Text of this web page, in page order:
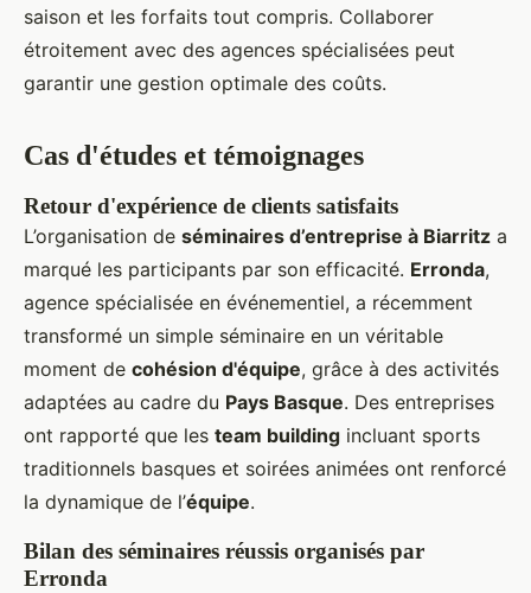
saison et les forfaits tout compris. Collaborer
étroitement avec des agences spécialisées peut
garantir une gestion optimale des coûts.
Cas d'études et témoignages
Retour d'expérience de clients satisfaits
L’organisation de séminaires d’entreprise à Biarritz a
marqué les participants par son efficacité. Erronda,
agence spécialisée en événementiel, a récemment
transformé un simple séminaire en un véritable
moment de cohésion d'équipe, grâce à des activités
adaptées au cadre du Pays Basque. Des entreprises
ont rapporté que les team building incluant sports
traditionnels basques et soirées animées ont renforcé
la dynamique de l’équipe.
Bilan des séminaires réussis organisés par
Erronda